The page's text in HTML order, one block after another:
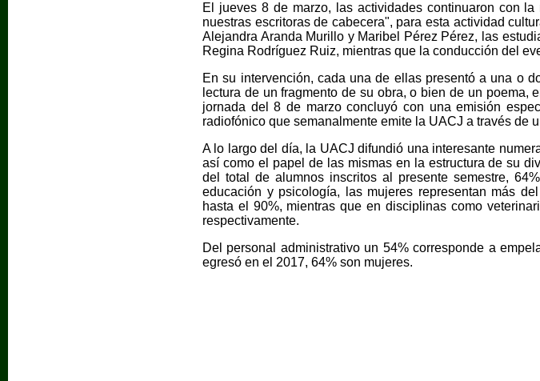
El jueves 8 de marzo, las actividades continuaron con
nuestras escritoras de cabecera", para esta actividad
Alejandra Aranda Murillo y Maribel Pérez Pérez, las
Regina Rodríguez Ruiz, mientras que la conducción del
En su intervención, cada una de ellas presentó a una o
lectura de un fragmento de su obra, o bien de un
jornada del 8 de marzo concluyó con una emisión
radiofónico que semanalmente emite la UACJ a través de
A lo largo del día, la UACJ difundió una interesante
así como el papel de las mismas en la estructura de su
del total de alumnos inscritos al presente semestre,
educación y psicología, las mujeres representan más
hasta el 90%, mientras que en disciplinas como
respectivamente.
Del personal administrativo un 54% corresponde a
egresó en el 2017, 64% son mujeres.